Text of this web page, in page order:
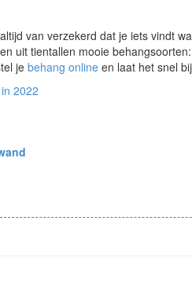
van verzekerd dat je iets vindt
uit tientallen mooie
je behang online en laat het snel
2022